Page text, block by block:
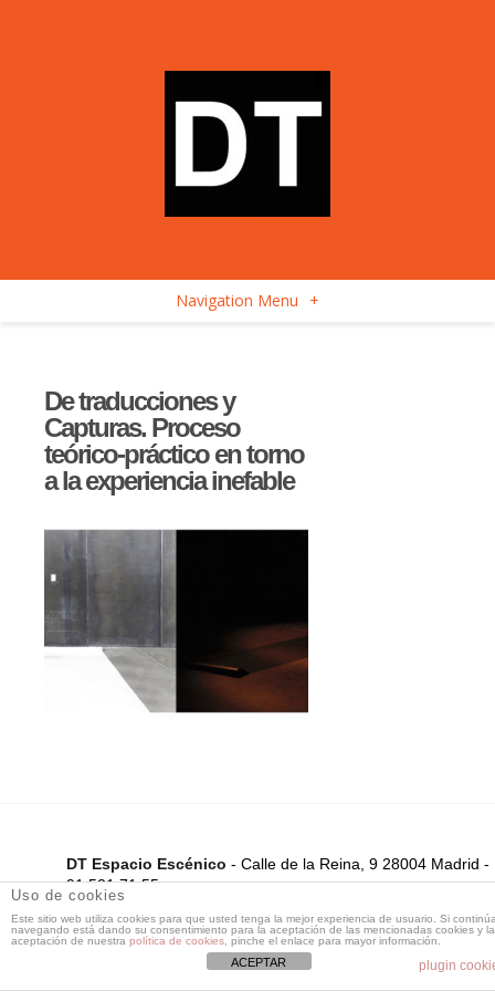
Navigation Menu +
De traducciones y
Capturas. Proceso
teórico-práctico en torno
a la experiencia inefable
DT Espacio Escénico - Calle de la Reina, 9 28004 Madrid -
91 521 71 55 -
dtespacioescenico@dtespacioescenico.com
Uso de cookies
Este sitio web utiliza cookies para que usted tenga la mejor experiencia de usuario. Si
navegando está dando su consentimiento para la aceptación de las mencionadas cookies y la
aceptación de nuestra política de cookies , pinche el enlace para mayor información.
plugin
ACEPTAR